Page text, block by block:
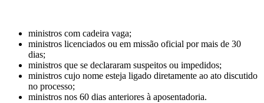
ministros com cadeira vaga;
ministros licenciados ou em missão oficial por mais de 30
dias;
ministros que se declararam suspeitos ou impedidos;
ministros cujo nome esteja ligado diretamente ao ato discutido
no processo;
ministros nos 60 dias anteriores à aposentadoria.